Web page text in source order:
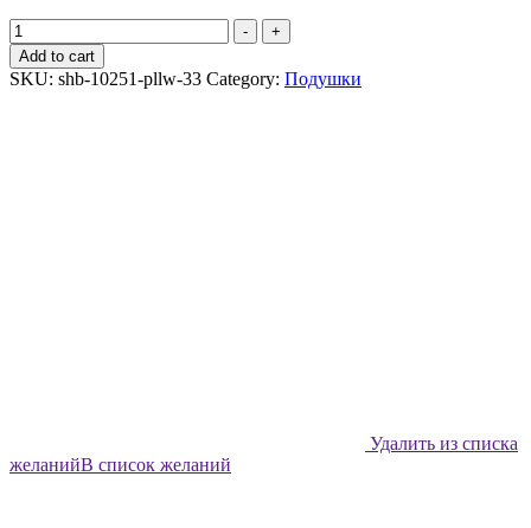
Подушка
декоративная
Shabu
Герберы
-
+
Add to cart
SKU: shb-10251-pllw-33 Category: Подушки
Удалить из списка
желанийВ список желаний